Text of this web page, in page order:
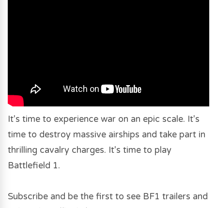
It's time to experience war on an epic scale. It's
time to destroy massive airships and take part in
thrilling cavalry charges. It's time to play
Battlefield 1.
Subscribe and be the first to see BF1 trailers and